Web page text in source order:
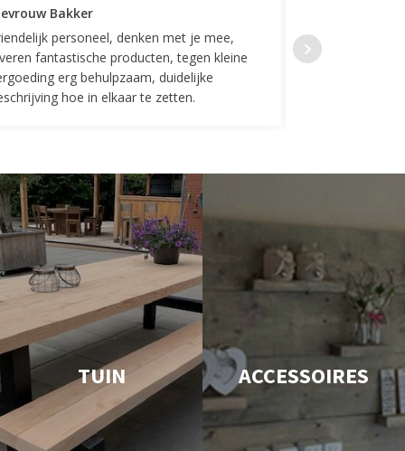
Bakker
personeel, denken met je mee,
fantastische producten, tegen kleine
erg behulpzaam, duidelijke
hoe in elkaar te zetten.
Top geregeld!
indelingen die
TUIN ACCESSOIRES